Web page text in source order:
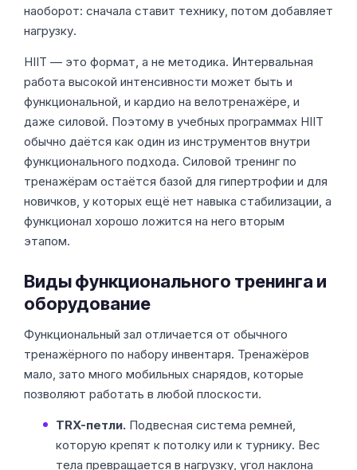
наоборот: сначала ставит технику, потом добавляет
нагрузку.
HIIT — это формат, а не методика. Интервальная
работа высокой интенсивности может быть и
функциональной, и кардио на велотренажёре, и
даже силовой. Поэтому в учебных программах HIIT
обычно даётся как один из инструментов внутри
функционального подхода. Силовой тренинг по
тренажёрам остаётся базой для гипертрофии и для
новичков, у которых ещё нет навыка стабилизации, а
функционал хорошо ложится на него вторым
этапом.
Виды функционального тренинга и
оборудование
Функциональный зал отличается от обычного
тренажёрного по набору инвентаря. Тренажёров
мало, зато много мобильных снарядов, которые
позволяют работать в любой плоскости.
TRX-петли. Подвесная система ремней,
которую крепят к потолку или к турнику. Вес
тела превращается в нагрузку, угол наклона